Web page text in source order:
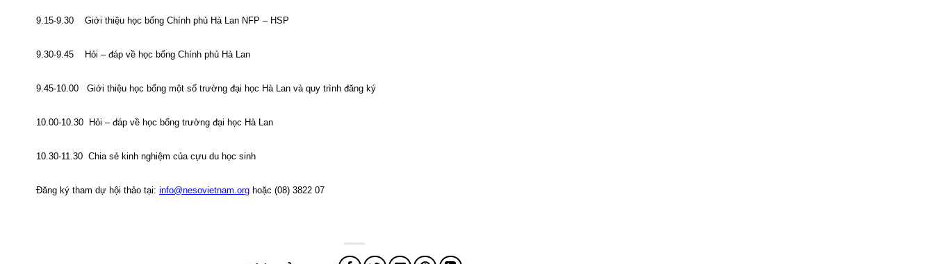
9.15-9.30 Giới thiệu học bổng Chính phủ Hà Lan NFP – HSP
9.30-9.45 Hỏi – đáp về học bổng Chính phủ Hà Lan
9.45-10.00 Giới thiệu học bổng một số trường đại học Hà Lan và quy trình đăng ký
10.00-10.30 Hỏi – đáp về học bổng trường đại học Hà Lan
10.30-11.30 Chia sẻ kinh nghiệm của cựu du học sinh
Đăng ký tham dự hội thảo tại: info@nesovietnam.org hoặc (08) 3822 07